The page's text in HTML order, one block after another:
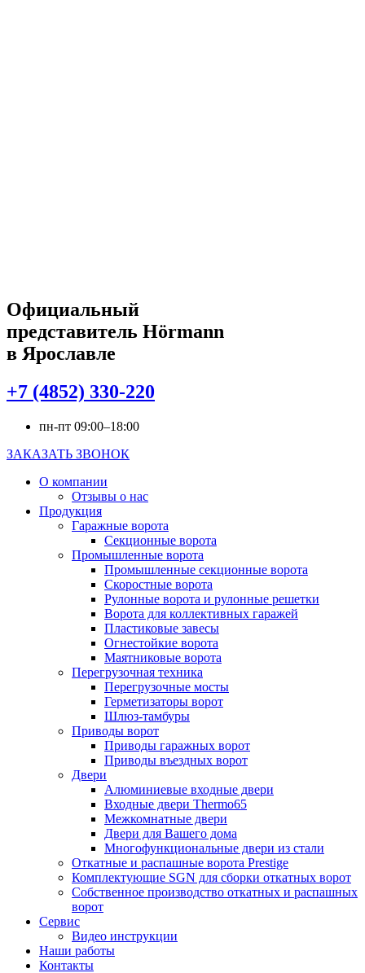
Официальный
представитель Hörmann
в Ярославле
+7 (4852) 330-220
пн-пт 09:00–18:00
ЗАКАЗАТЬ ЗВОНОК
О компании
Отзывы о нас
Продукция
Гаражные ворота
Секционные ворота
Промышленные ворота
Промышленные секционные ворота
Скоростные ворота
Рулонные ворота и рулонные решетки
Ворота для коллективных гаражей
Пластиковые завесы
Огнестойкие ворота
Маятниковые ворота
Перегрузочная техника
Перегрузочные мосты
Герметизаторы ворот
Шлюз-тамбуры
Приводы ворот
Приводы гаражных ворот
Приводы въездных ворот
Двери
Алюминиевые входные двери
Входные двери Thermo65
Межкомнатные двери
Двери для Вашего дома
Многофункциональные двери из стали
Откатные и распашные ворота Prestige
Комплектующие SGN для сборки откатных ворот
Собственное производство откатных и распашных
ворот
Сервис
Видео инструкции
Наши работы
Контакты